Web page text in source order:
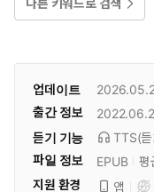
다른 키워드로 검색
업데이트
출간 정보
듣기 기능
TTS(
파일 정보
EPUB
평
지원 환경
앱